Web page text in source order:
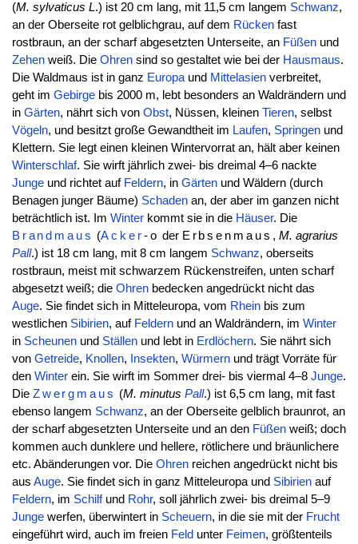
(M. sylvaticus L.) ist 20 cm lang, mit 11,5 cm langem Schwanz,
an der Oberseite rot gelblichgrau, auf dem Rückenfast
rostbraun, an der scharf abgesetzten Unterseite, an Füßenund
Zehenweiß. Die Ohrensind so gestaltet wie bei der Hausmaus.
Die Waldmaus ist in ganz Europaund Mittelasienverbreitet,
geht im Gebirgebis 2000 m, lebt besonders an Waldrändern und
in Gärten, nährt sich von Obst, Nüssen, kleinen Tieren, selbst
Vögeln, und besitzt große Gewandtheit im Laufen, Springenund
Klettern. Sie legt einen kleinen Wintervorrat an, hält aber keinen
Winterschlaf. Sie wirft jährlich zwei- bis dreimal 4–6 nackte
Jungeund richtet auf Feldern, in Gärtenund Wäldern (durch
Benagen junger Bäume) Schadenan, der aber im ganzen nicht
beträchtlich ist. Im Winterkommt sie in die Häuser. Die
Brandmaus (Acker-o der Erbsenmaus , M. agrarius
Pall.) ist 18 cm lang, mit 8 cm langem Schwanz, oberseits
rostbraun, meist mit schwarzem Rückenstreifen, unten scharf
abgesetzt weiß; die Ohrenbedecken angedrückt nicht das
Auge. Sie findet sich in Mitteleuropa, vom Rheinbis zum
westlichen Sibirien, auf Feldernund an Waldrändern, im Winter
in Scheunenund Ställenund lebt in Erdlöchern. Sie nährt sich
von Getreide, Knollen, Insekten, Würmernund trägt Vorräte für
den Winterein. Sie wirft im Sommer drei- bis viermal 4–8 Junge.
Die Zwergmaus (M. minutus Pall.) ist 6,5 cm lang, mit fast
ebenso langem Schwanz, an der Oberseite gelblich braunrot, an
der scharf abgesetzten Unterseite und an den Füßenweiß; doch
kommen auch dunklere und hellere, rötlichere und bräunlichere
etc. Abänderungen vor. Die Ohrenreichen angedrückt nicht bis
aus Auge. Sie findet sich in ganz Mitteleuropa und Sibirienauf
Feldern, im Schilfund Rohr, soll jährlich zwei- bis dreimal 5–9
Jungewerfen, überwintert in Scheuern, in die sie mit der Frucht
eingeführt wird, auch im freien Feld unter Feimen, größtenteils